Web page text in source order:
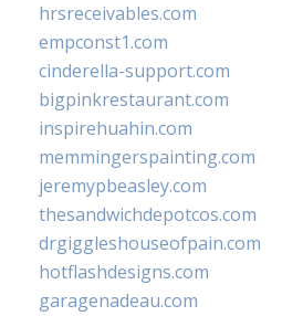
hrsreceivables.com
empconst1.com
cinderella-support.com
bigpinkrestaurant.com
inspirehuahin.com
memmingerspainting.com
jeremypbeasley.com
thesandwichdepotcos.com
drgiggleshouseofpain.com
hotflashdesigns.com
garagenadeau.com